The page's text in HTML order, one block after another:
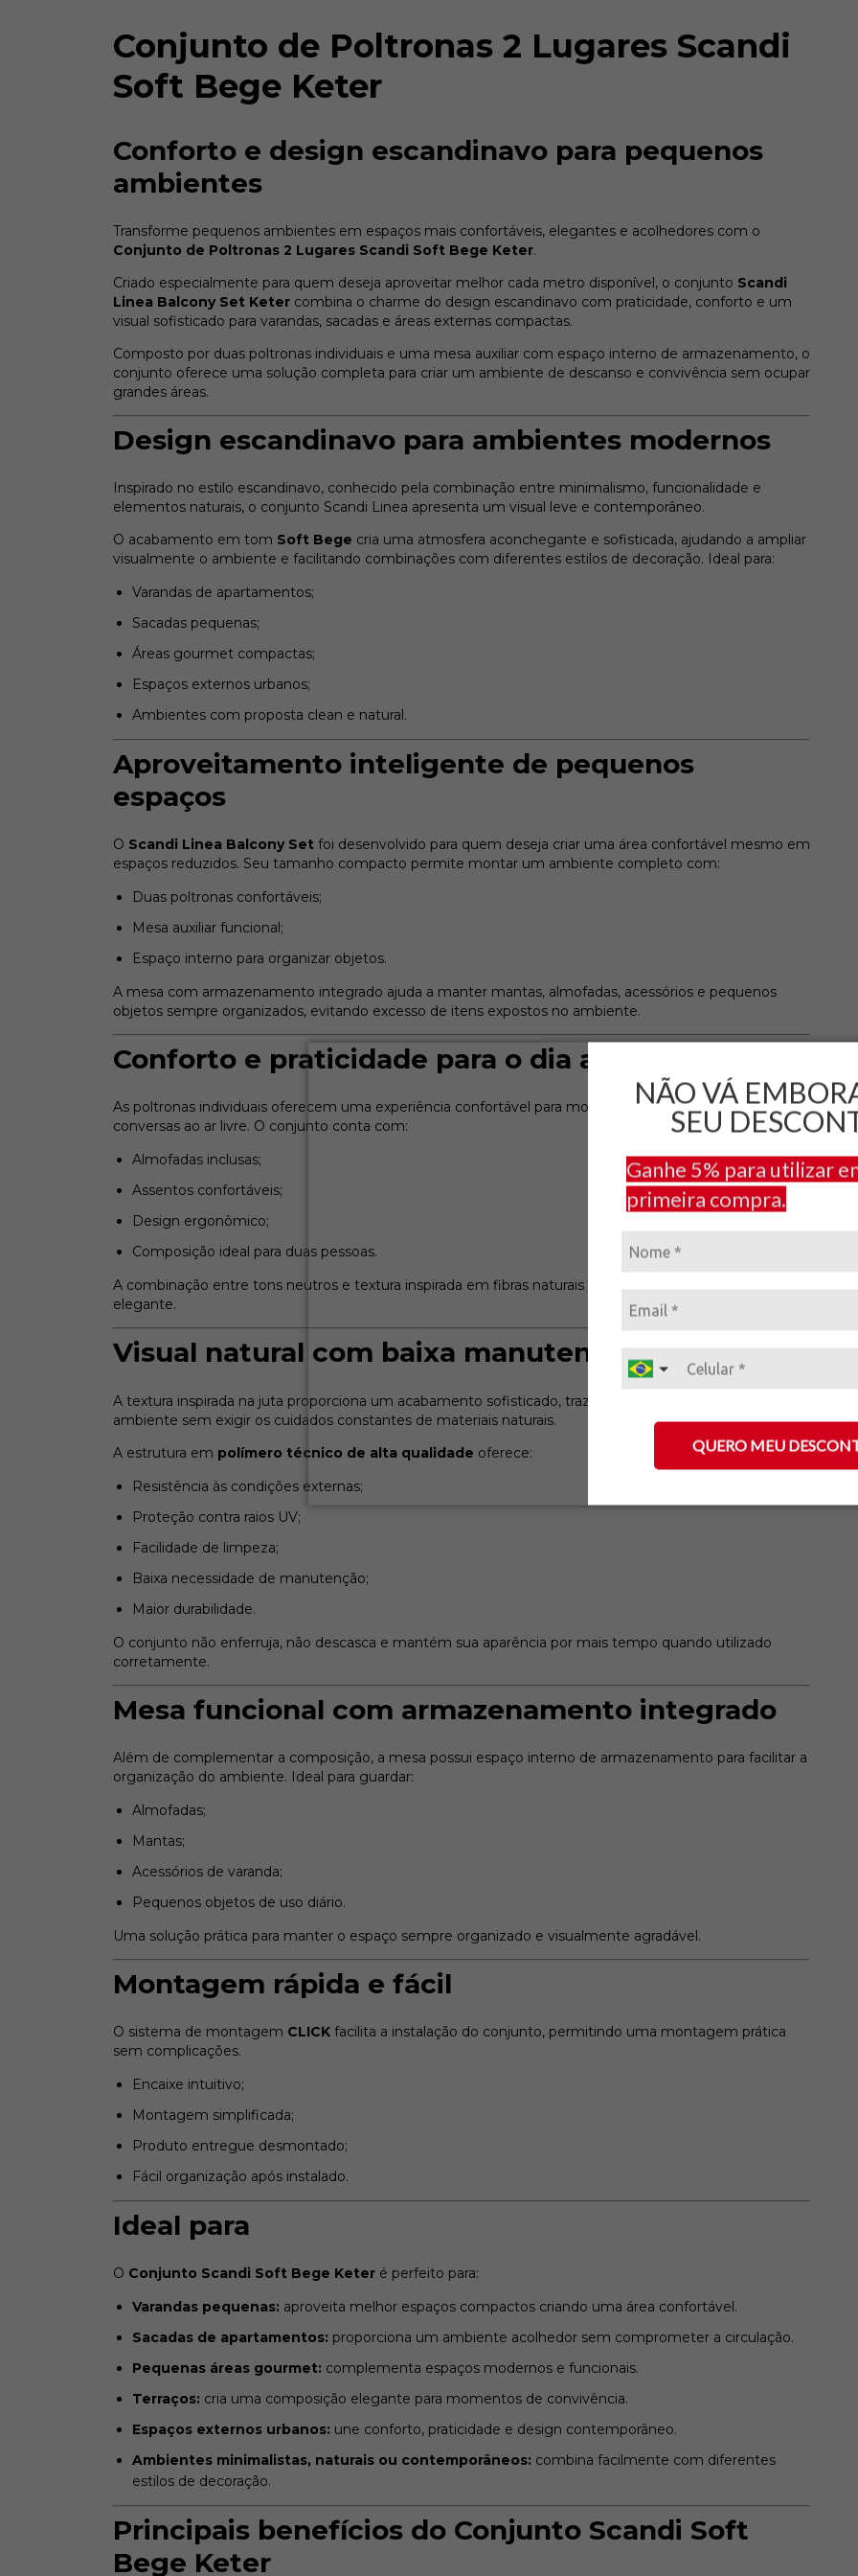
NÃO VÁ
SEU
Ganhe 5% para utilizar
primeira compra.
QUERO MEU
Conjunto de Poltronas 2 Lugares Scandi
Soft Bege Keter
Conforto e design escandinavo para pequenos
ambientes
Transforme pequenos ambientes em espaços mais confortáveis, elegantes e acolhedores com o
Conjunto de Poltronas 2 Lugares Scandi Soft Bege Keter.
Criado especialmente para quem deseja aproveitar melhor cada metro disponível, o conjunto Scandi
Linea Balcony Set Keter combina o charme do design escandinavo com praticidade, conforto e um
visual sofisticado para varandas, sacadas e áreas externas compactas.
Composto por duas poltronas individuais e uma mesa auxiliar com espaço interno de armazenamento, o
conjunto oferece uma solução completa para criar um ambiente de descanso e convivência sem ocupar
grandes áreas.
Design escandinavo para ambientes modernos
Inspirado no estilo escandinavo, conhecido pela combinação entre minimalismo, funcionalidade e
elementos naturais, o conjunto Scandi Linea apresenta um visual leve e contemporâneo.
O acabamento em tom Soft Bege cria uma atmosfera aconchegante e sofisticada, ajudando a ampliar
visualmente o ambiente e facilitando combinações com diferentes estilos de decoração. Ideal para:
Varandas de apartamentos;
Sacadas pequenas;
Áreas gourmet compactas;
Espaços externos urbanos;
Ambientes com proposta clean e natural.
Aproveitamento inteligente de pequenos
espaços
O Scandi Linea Balcony Set foi desenvolvido para quem deseja criar uma área confortável mesmo em
espaços reduzidos. Seu tamanho compacto permite montar um ambiente completo com:
Duas poltronas confortáveis;
Mesa auxiliar funcional;
Espaço interno para organizar objetos.
A mesa com armazenamento integrado ajuda a manter mantas, almofadas, acessórios e pequenos
objetos sempre organizados, evitando excesso de itens expostos no ambiente.
Conforto e praticidade para o dia a dia
As poltronas individuais oferecem uma experiência confortável para momentos de descanso, leitura ou
conversas ao ar livre. O conjunto conta com:
Almofadas inclusas;
Assentos confortáveis;
Design ergonômico;
Composição ideal para duas pessoas.
A combinação entre tons neutros e textura inspirada em fibras naturais cria um ambiente acolhedor e
elegante.
Visual natural com baixa manutenção
A textura inspirada na juta proporciona um acabamento sofisticado, trazendo uma sensação natural ao
ambiente sem exigir os cuidados constantes de materiais naturais.
A estrutura em polímero técnico de alta qualidade oferece:
Resistência às condições externas;
Proteção contra raios UV;
Facilidade de limpeza;
Baixa necessidade de manutenção;
Maior durabilidade.
O conjunto não enferruja, não descasca e mantém sua aparência por mais tempo quando utilizado
corretamente.
Mesa funcional com armazenamento integrado
Além de complementar a composição, a mesa possui espaço interno de armazenamento para facilitar a
organização do ambiente. Ideal para guardar:
Almofadas;
Mantas;
Acessórios de varanda;
Pequenos objetos de uso diário.
Uma solução prática para manter o espaço sempre organizado e visualmente agradável.
Montagem rápida e fácil
O sistema de montagem CLICK facilita a instalação do conjunto, permitindo uma montagem prática
sem complicações.
Encaixe intuitivo;
Montagem simplificada;
Produto entregue desmontado;
Fácil organização após instalado.
Ideal para
O Conjunto Scandi Soft Bege Keter é perfeito para:
Varandas pequenas: aproveita melhor espaços compactos criando uma área confortável.
Sacadas de apartamentos: proporciona um ambiente acolhedor sem comprometer a circulação.
Pequenas áreas gourmet: complementa espaços modernos e funcionais.
Terraços: cria uma composição elegante para momentos de convivência.
Espaços externos urbanos: une conforto, praticidade e design contemporâneo.
Ambientes minimalistas, naturais ou contemporâneos: combina facilmente com diferentes
estilos de decoração.
Principais benefícios do Conjunto Scandi Soft
Bege Keter